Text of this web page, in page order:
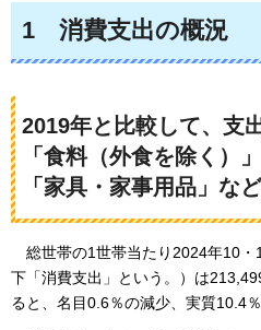
1 消費支出の概況
2019年と比較して、支
「食料（外食を除く）
「家具・家事用品」など
総世帯の1世帯当たり2024年10・
下「消費支出」という。）は
ると、名目0.6％の減少、実質10.4